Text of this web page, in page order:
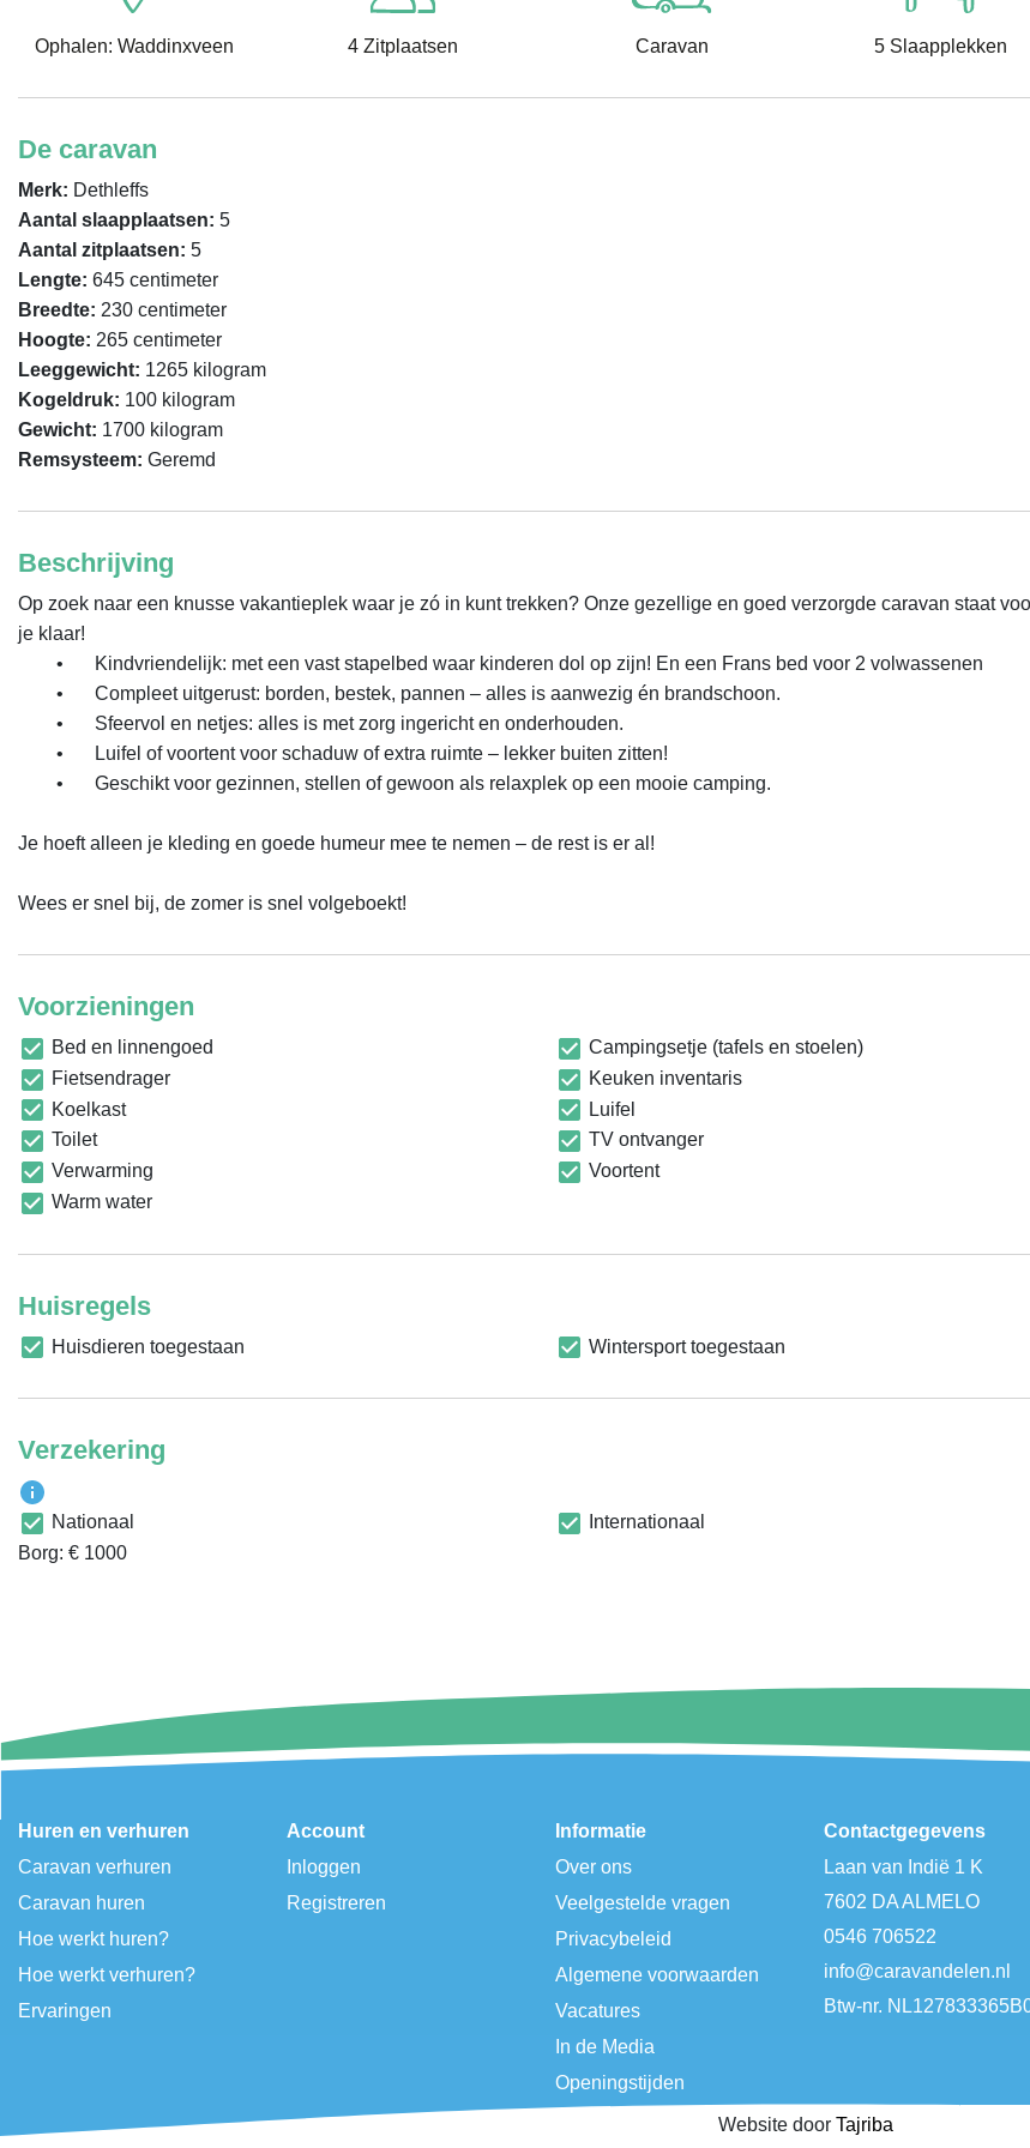
Ophalen: Waddinxveen 4 Zitplaatsen Caravan 5 Slaapplekken
De caravan
Merk: Dethleffs
Aantal slaapplaatsen: 5
Aantal zitplaatsen: 5
Lengte: 645 centimeter
Breedte: 230 centimeter
Hoogte: 265 centimeter
Leeggewicht: 1265 kilogram
Kogeldruk: 100 kilogram
Gewicht: 1700 kilogram
Remsysteem: Geremd
Beschrijving
Op zoek naar een knusse vakantieplek waar je zó in kunt trekken? Onze gezellige en goed verzorgde caravan staat
je klaar!
Je hoeft alleen je kleding en goede humeur mee te nemen – de rest is er al!
Wees er snel bij, de zomer is snel volgeboekt!
Voorzieningen
Bed en linnengoed
Campingsetje (tafels en stoelen)
Fietsendrager
Keuken inventaris
Koelkast
Luifel
Toilet
TV ontvanger
Verwarming
Voortent
Warm water
Huisregels
Huisdieren toegestaan Wintersport toegestaan
Verzekering
Nationaal
Internationaal
Borg: € 1000
Huren en verhuren
Caravan verhuren
Caravan huren
Hoe werkt huren?
Hoe werkt verhuren?
Ervaringen
Account
Inloggen
Registreren
Informatie
Over ons
Veelgestelde vragen
Privacybeleid
Algemene voorwaarden
Vacatures
In de Media
Openingstijden
Contactgegevens
Laan van Indië 1 K
7602 DA ALMELO
0546 706522
info@caravandelen.nl
Btw-nr.
Website door Tajriba